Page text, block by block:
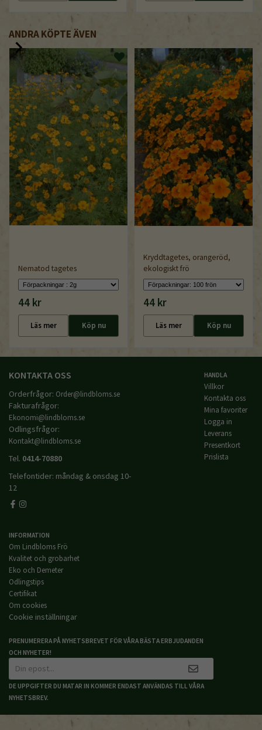
ANDRA KÖPTE ÄVEN
Nematod tagetes
44 kr
Läs mer Köp nu
Kryddtagetes, orangeröd,
ekologiskt frö
44 kr
Läs mer Köp nu
KONTAKTA OSS
Orderfrågor: Order@lindbloms.se
Fakturafrågor:
Ekonomi@lindbloms.se
Odlingsfrågor:
Kontakt@lindbloms.se
Tel. 0414-70880
Telefontider: måndag & onsdag 10-
12
HANDLA
Villkor
Kontakta oss
Mina favoriter
Logga in
Leverans
Presentkort
Prislista
INFORMATION
Om Lindbloms Frö
Kvalitet och grobarhet
Eko och Demeter
Odlingstips
Certifikat
Om cookies
Cookie inställningar
PRENUMERERA PÅ NYHETSBREVET FÖR VÅRA BÄSTA ERBJUDANDEN
OCH NYHETER!
DE UPPGIFTER DU MATAR IN KOMMER ENDAST ANVÄNDAS TILL VÅRA
NYHETSBREV.